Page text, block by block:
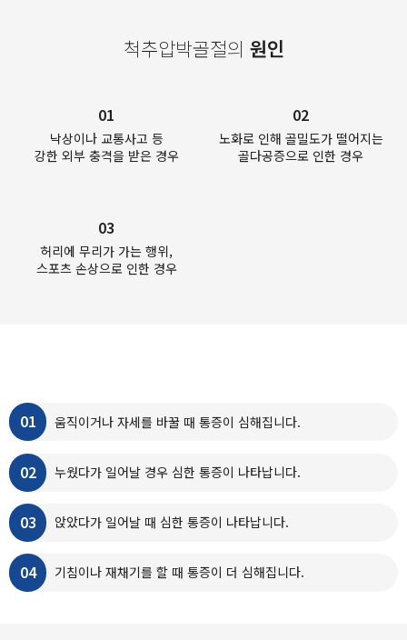
척추압박골절의 원인
01
낙상이나 교통사고 등
강한 외부 충격을 받은 경우
02
노화로 인해 골밀도가 떨어지는
골다공증으로 인한 경우
03
허리에 무리가 가는 행위,
스포츠 손상으로 인한 경우
01 움직이거나 자세를 바꿀 때 통증이 심해집니다.
02 누웠다가 일어날 경우 심한 통증이 나타납니다.
03 앉았다가 일어날 때 심한 통증이 나타납니다.
04 기침이나 재채기를 할 때 통증이 더 심해집니다.